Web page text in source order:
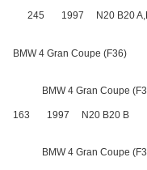
245 1997 N20 B20
BMW 4 Gran Coupe (F36)
BMW 4 Gran Coupe
163 1997 N20 B20 B
BMW 4 Gran Coupe